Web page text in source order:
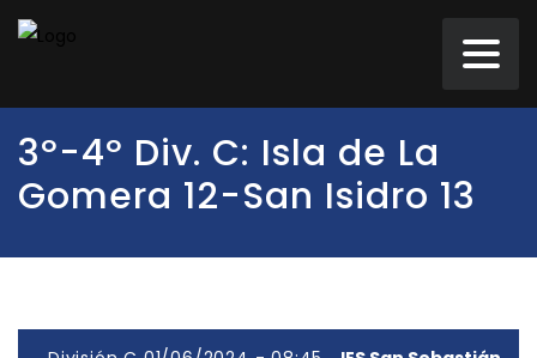
3º-4º Div. C: Isla de La
Gomera 12-San Isidro 13